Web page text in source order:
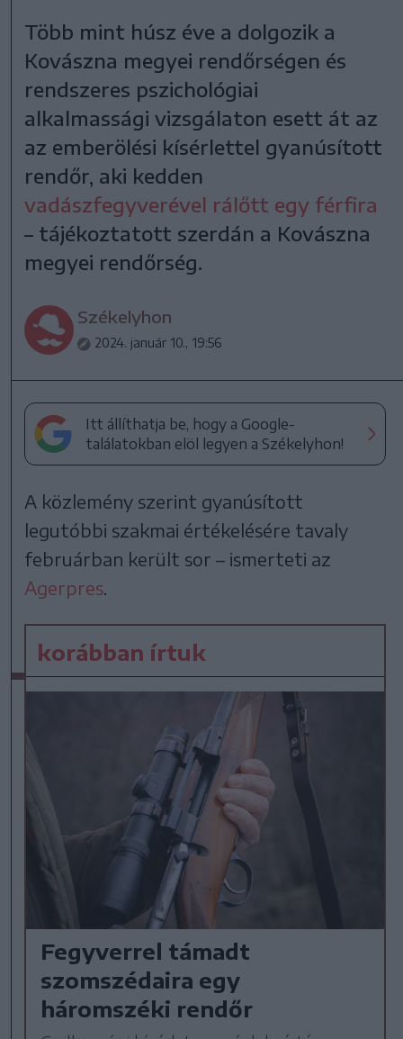
Több mint húsz éve a dolgozik a
Kovászna megyei rendőrségen és
rendszeres pszichológiai
alkalmassági vizsgálaton esett át az
az emberölési kísérlettel gyanúsított
rendőr, aki kedden
vadászfegyverével rálőtt egy férfira
– tájékoztatott szerdán a Kovászna
megyei rendőrség.
Székelyhon
2024. január 10., 19:56
Itt állíthatja be, hogy a Google-
találatokban elöl legyen a Székelyhon!
A közlemény szerint gyanúsított
legutóbbi szakmai értékelésére tavaly
februárban került sor – ismerteti az
Agerpres
korábban írtuk
Fegyverrel támadt
szomszédaira egy
háromszéki rendőr